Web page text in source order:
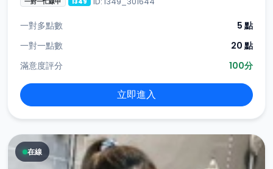
一對多點數
5 點
一對一點數
20 點
滿意度評分
100分
立即進入
在線